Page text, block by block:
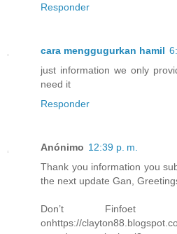
Responder
cara menggugurkan hamil
just information we only
need it
Responder
Anónimo 12:39 p. m.
Thank you information you
the next update Gan,
Don’t
onhttps://